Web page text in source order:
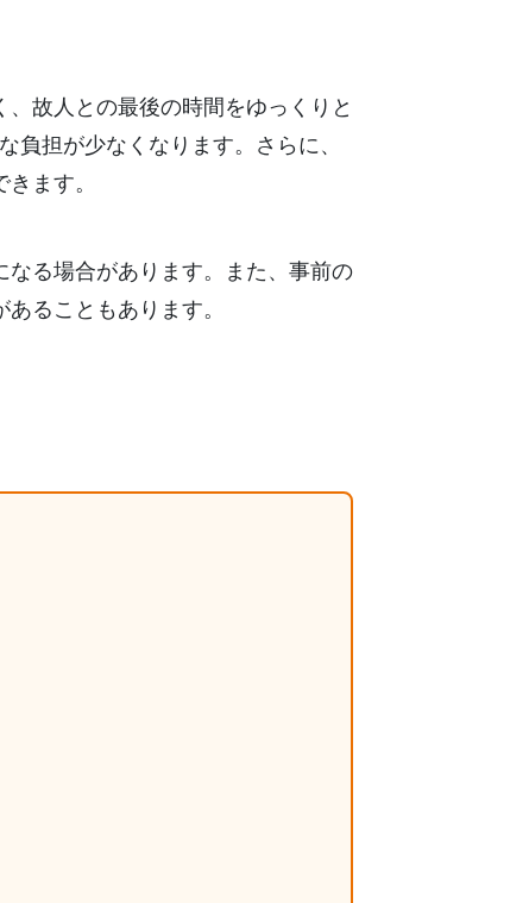
故人との最後の時間をゆっくりと
負担が少なくなります。さらに、
ます。
る場合があります。また、事前の
ることもあります。